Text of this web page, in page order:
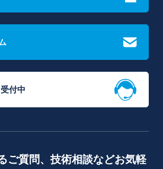
付中
ご質問、技術相談などお気軽